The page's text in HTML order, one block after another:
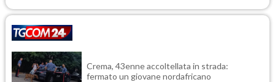
Crema, 43enne accoltellata in strada:
fermato un giovane nordafricano